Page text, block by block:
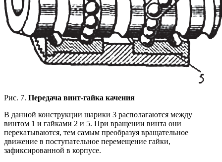
Рис. 7. Передача винт-гайка качения
В данной конструкции шарики 3 располагаются между
винтом 1 и гайками 2 и 5. При вращении винта они
перекатываются, тем самым преобразуя вращательное
движение в поступательное перемещение гайки,
зафиксированной в корпусе.